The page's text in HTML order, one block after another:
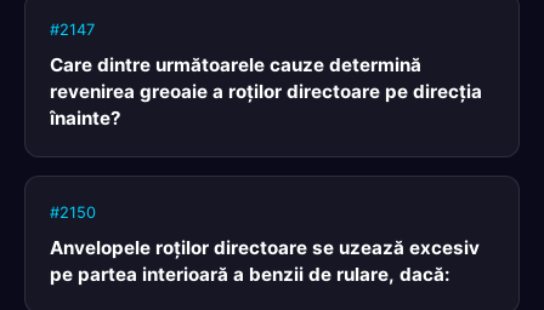
#2147
Care dintre următoarele cauze determină
revenirea greoaie a roţilor directoare pe direcţia
înainte?
#2150
Anvelopele roţilor directoare se uzează excesiv
pe partea interioară a benzii de rulare, dacă: